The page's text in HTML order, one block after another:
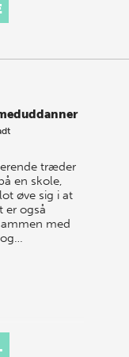
træder
en skole,
øve sig i at
er også
med